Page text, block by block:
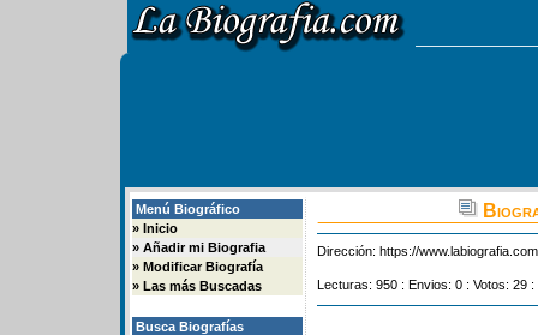
Menú Biográfico
» Inicio
» Añadir mi Biografia
» Modificar Biografía
» Las más Buscadas
Busca Biografías
Dirección: https://
Lecturas: 950 : Envios: 0 : Votos: 29